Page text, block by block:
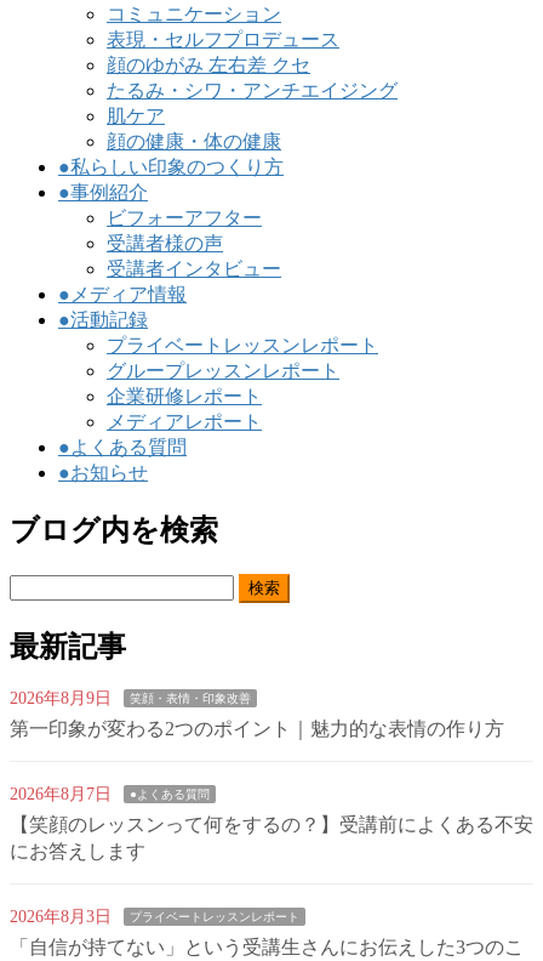
コミュニケーション
表現・セルフプロデュース
顔のゆがみ 左右差 クセ
たるみ・シワ・アンチエイジング
肌ケア
顔の健康・体の健康
●私らしい印象のつくり方
●事例紹介
ビフォーアフター
受講者様の声
受講者インタビュー
●メディア情報
●活動記録
プライベートレッスンレポート
グループレッスンレポート
企業研修レポート
メディアレポート
●よくある質問
●お知らせ
ブログ内を検索
最新記事
2026年8月9日 笑顔・表情・印象改善
第一印象が変わる2つのポイント｜魅力的な表情の作り方
2026年8月7日 ●よくある質問
【笑顔のレッスンって何をするの？】受講前によくある不安
にお答えします
2026年8月3日 プライベートレッスンレポート
「自信が持てない」という受講生さんにお伝えした3つのこ